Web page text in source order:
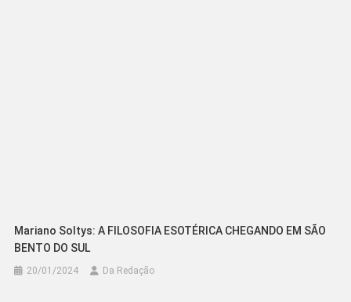
Mariano Soltys: A FILOSOFIA ESOTÉRICA CHEGANDO EM SÃO
BENTO DO SUL
20/01/2024 Da Redação